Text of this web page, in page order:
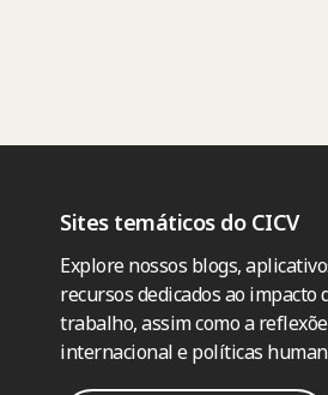
Sites temáticos do CICV
Explore nossos blogs,
recursos dedicados ao impacto
trabalho, assim como a
internacional e políticas